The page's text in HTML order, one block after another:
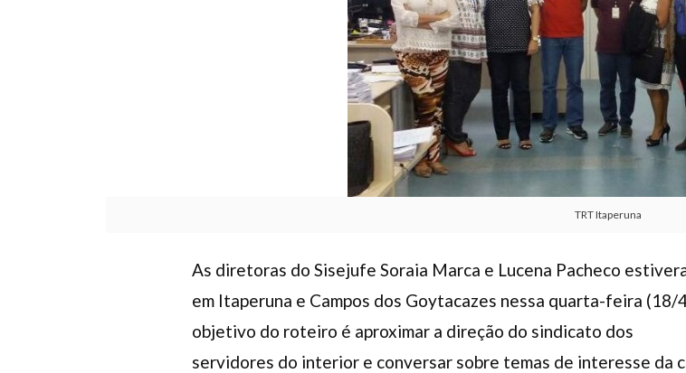
TRT Itaperuna
As diretoras do Sisejufe Soraia Marca e Lucena Pacheco
em Itaperuna e Campos dos Goytacazes nessa quarta-feira (18/
objetivo do roteiro é aproximar a direção do sindicato dos
servidores do interior e conversar sobre temas de interesse da